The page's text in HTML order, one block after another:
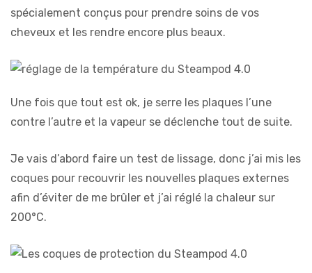
spécialement conçus pour prendre soins de vos
cheveux et les rendre encore plus beaux.
Une fois que tout est ok, je serre les plaques l’une
contre l’autre et la vapeur se déclenche tout de suite.
Je vais d’abord faire un test de lissage, donc j’ai mis les
coques pour recouvrir les nouvelles plaques externes
afin d’éviter de me brûler et j’ai réglé la chaleur sur
200°C.